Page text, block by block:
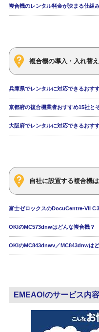
複合機のレンタル料金が決まる仕組
複合機の導入・入れ替
兵庫県でレンタルに対応できるおす
京都府の複合機業者おすすめ15社と
大阪府でレンタルに対応できるおす
自社に設置する複合機
富士ゼロックスのDocuCentre-VII
OKIのMC573dnwはどんな複合機？
OKIのMC843dnwv／MC843dnwは
EMEAO!のサービス内